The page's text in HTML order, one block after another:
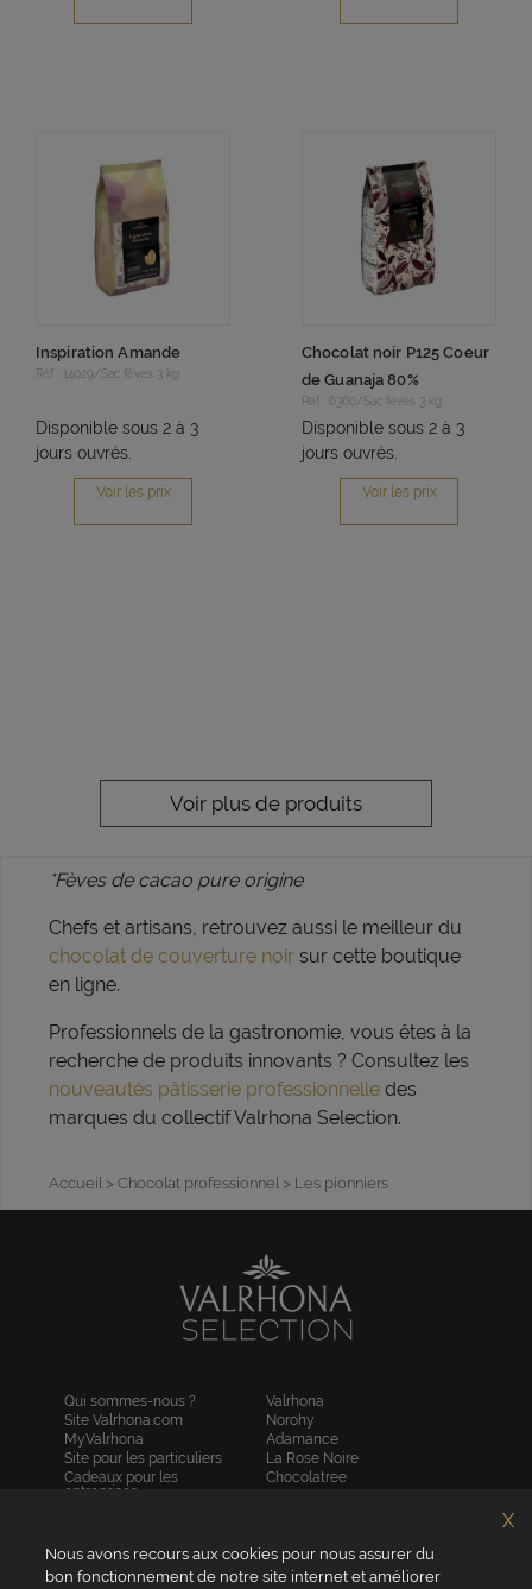
Inspiration Amande
Réf : 14029/Sac fèves 3 kg
Disponible sous 2 à 3
jours ouvrés.
Voir les prix
Chocolat noir P125 Coeur
de Guanaja 80%
Réf : 6360/Sac fèves 3 kg
Disponible sous 2 à 3
jours ouvrés.
Voir les prix
Voir plus de produits
*Fèves de cacao pure origine
Chefs et artisans, retrouvez aussi le meilleur du
chocolat de couverture noir sur cette boutique
en ligne.
Professionnels de la gastronomie, vous êtes à la
recherche de produits innovants ? Consultez les
nouveautés pâtisserie professionnelle des
marques du collectif Valrhona Selection.
Accueil > Chocolat professionnel > Les pionniers
Qui sommes-nous ?
Site Valrhona.com
MyValrhona
Site pour les particuliers
Cadeaux pour les
entreprises
Contactez-nous
Valrhona
Norohy
Adamance
La Rose Noire
Chocolatree
Republica del cacao
Nous avons recours aux cookies pour nous assurer du
bon fonctionnement de notre site internet et améliorer
X